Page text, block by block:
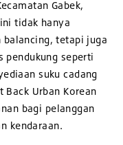
Gabek,
tidak hanya
balancing, tetapi juga
pendukung seperti
suku cadang
Back Urban Korean
bagi pelanggan
kendaraan.